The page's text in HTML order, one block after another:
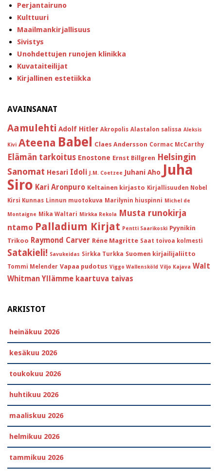
Perjantairuno
Kulttuuri
Maailmankirjallisuus
Sivistys
Unohdettujen runojen klinikka
Kuvataiteilijat
Kirjallinen estetiikka
AVAINSANAT
Aamulehti Adolf Hitler Akropolis Alastalon salissa Aleksis
Kivi Ateena Babel Claes Andersson Cormac McCarthy
Elämän tarkoitus Enostone Ernst Billgren Helsingin
Sanomat Hesari Idoli J.M. Coetzee Juhani Aho Juha
Siro Kari Aronpuro Keltainen kirjasto Kirjallisuuden Nobel
Kirsi Kunnas Linnun muotokuva Marilynin hiuspinni Michel de
Montaigne Mika Waltari Mirkka Rekola Musta runokirja
ntamo Palladium Kirjat Pentti Saarikoski Pyynikin
Trikoo Raymond Carver Réne Magritte Saat toivoa kolmesti
Satakieli! Savukeidas Sirkka Turkka Suomen kirjailijaliitto
Tommi Melender Vapaa pudotus Viggo Wallensköld Viljo Kajava Walt
Whitman Yllämme kaartuva taivas
ARKISTOT
heinäkuu 2026
kesäkuu 2026
toukokuu 2026
huhtikuu 2026
maaliskuu 2026
helmikuu 2026
tammikuu 2026